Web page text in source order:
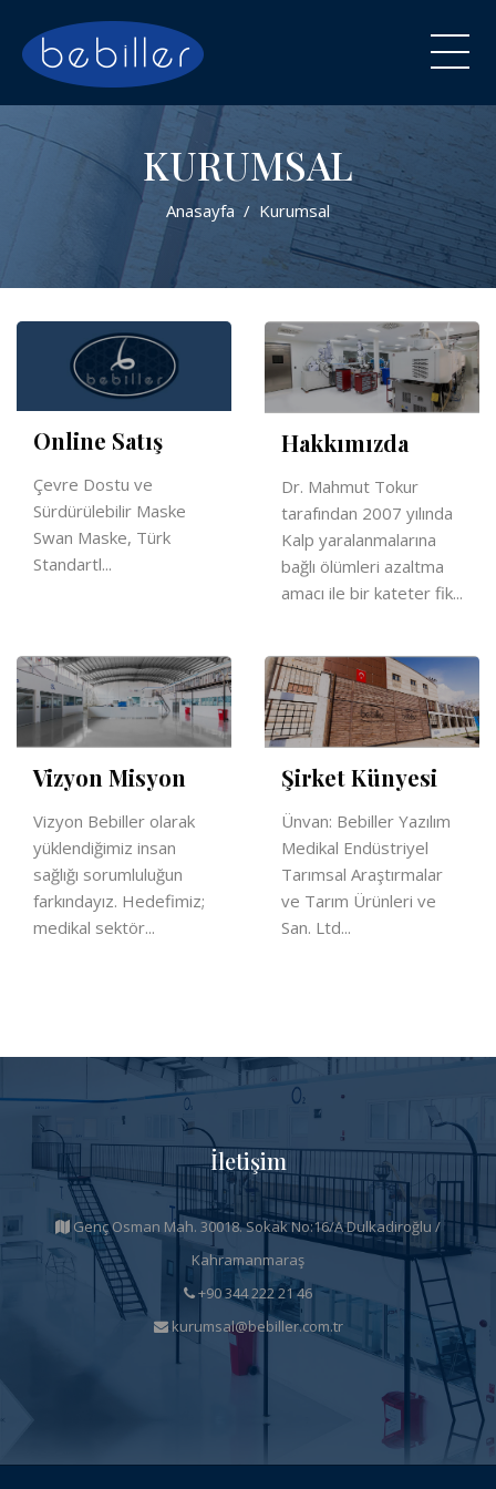
KURUMSAL
Anasayfa Kurumsal
Online Satış
Çevre Dostu ve
Sürdürülebilir Maske
Swan Maske, Türk
Standartl...
Hakkımızda
Dr. Mahmut Tokur
tarafından 2007 yılında
Kalp yaralanmalarına
bağlı ölümleri azaltma
amacı ile bir kateter fik...
Vizyon Misyon
Vizyon Bebiller olarak
yüklendiğimiz insan
sağlığı sorumluluğun
farkındayız. Hedefimiz;
medikal sektör...
Şirket Künyesi
Ünvan: Bebiller Yazılım
Medikal Endüstriyel
Tarımsal Araştırmalar
ve Tarım Ürünleri ve
San. Ltd...
İletişim
Genç Osman Mah. 30018. Sokak No:16/A Dulkadiroğlu /
Kahramanmaraş
+90 344 222 21 46
kurumsal@bebiller.com.tr